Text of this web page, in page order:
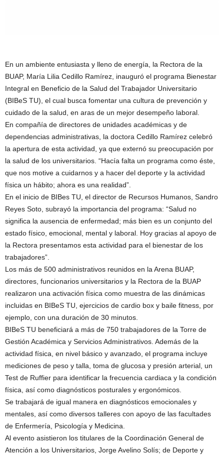
En un ambiente entusiasta y lleno de energía, la Rectora de la
BUAP, María Lilia Cedillo Ramírez, inauguró el programa Bienestar
Integral en Beneficio de la Salud del Trabajador Universitario
(BIBeS TU), el cual busca fomentar una cultura de prevención y
cuidado de la salud, en aras de un mejor desempeño laboral.
En compañía de directores de unidades académicas y de
dependencias administrativas, la doctora Cedillo Ramírez celebró
la apertura de esta actividad, ya que externó su preocupación por
la salud de los universitarios. “Hacía falta un programa como éste,
que nos motive a cuidarnos y a hacer del deporte y la actividad
física un hábito; ahora es una realidad”.
En el inicio de BIBes TU, el director de Recursos Humanos, Sandro
Reyes Soto, subrayó la importancia del programa: “Salud no
significa la ausencia de enfermedad; más bien es un conjunto del
estado físico, emocional, mental y laboral. Hoy gracias al apoyo de
la Rectora presentamos esta actividad para el bienestar de los
trabajadores”.
Los más de 500 administrativos reunidos en la Arena BUAP,
directores, funcionarios universitarios y la Rectora de la BUAP
realizaron una activación física como muestra de las dinámicas
incluidas en BIBeS TU, ejercicios de cardio box y baile fitness, por
ejemplo, con una duración de 30 minutos.
BIBeS TU beneficiará a más de 750 trabajadores de la Torre de
Gestión Académica y Servicios Administrativos. Además de la
actividad física, en nivel básico y avanzado, el programa incluye
mediciones de peso y talla, toma de glucosa y presión arterial, un
Test de Ruffier para identificar la frecuencia cardiaca y la condición
física, así como diagnósticos posturales y ergonómicos.
Se trabajará de igual manera en diagnósticos emocionales y
mentales, así como diversos talleres con apoyo de las facultades
de Enfermería, Psicología y Medicina.
Al evento asistieron los titulares de la Coordinación General de
Atención a los Universitarios, Jorge Avelino Solís; de Deporte y